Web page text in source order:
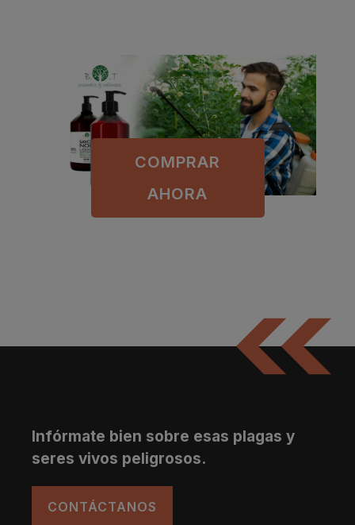
COMPRAR
AHORA
Infórmate bien sobre esas plagas y
seres vivos peligrosos.
CONTÁCTANOS